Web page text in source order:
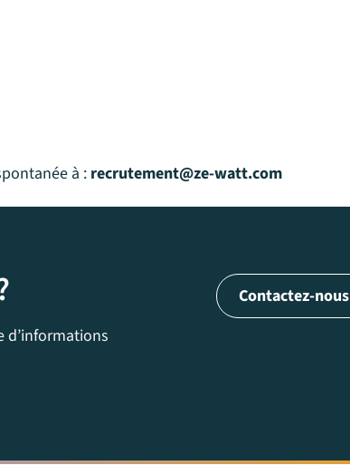
à : recrutement@ze-watt.com
Contactez-nous